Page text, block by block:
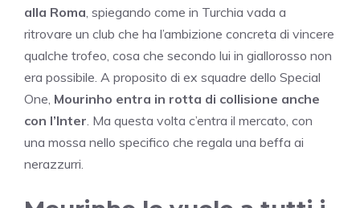
alla Roma, spiegando come in Turchia vada a
ritrovare un club che ha l’ambizione concreta di vincere
qualche trofeo, cosa che secondo lui in giallorosso non
era possibile. A proposito di ex squadre dello Special
One, Mourinho entra in rotta di collisione anche
con l’Inter. Ma questa volta c’entra il mercato, con
una mossa nello specifico che regala una beffa ai
nerazzurri.